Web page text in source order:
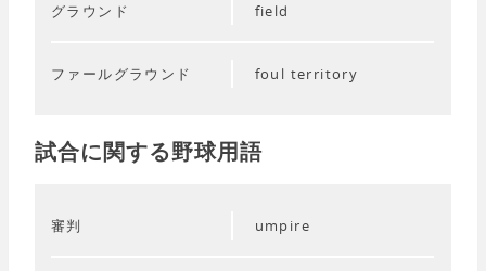
グラウンド field
ファールグラウンド foul territory
試合に関する野球用語
審判 umpire